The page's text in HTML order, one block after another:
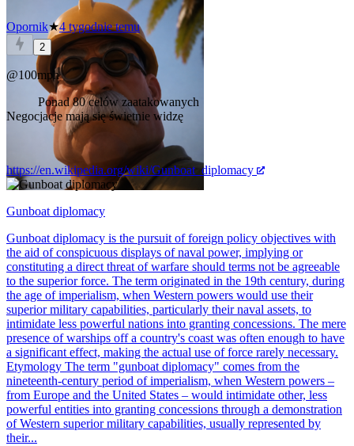
Opornik★4 tygodnie temu
2
@100mph
Ponad 80 celów zaatakowanych
Negocjacje mają się świetnie widzę
https://en.wikipedia.org/wiki/Gunboat_diplomacy
Gunboat diplomacy
Gunboat diplomacy is the pursuit of foreign policy objectives with
the aid of conspicuous displays of naval power, implying or
constituting a direct threat of warfare should terms not be agreeable
to the superior force. The term originated in the 19th century, during
the age of imperialism, when Western powers would use their
superior military capabilities, particularly their naval assets, to
intimidate less powerful nations into granting concessions. The mere
presence of warships off a country's coast was often enough to have
a significant effect, making the actual use of force rarely necessary.
Etymology The term "gunboat diplomacy" comes from the
nineteenth-century period of imperialism, when Western powers –
from Europe and the United States – would intimidate other, less
powerful entities into granting concessions through a demonstration
of Western superior military capabilities, usually represented by
their...